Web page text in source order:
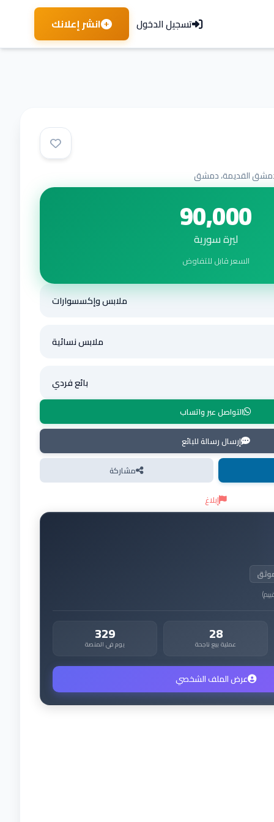
تسجيل الدخول انشر إعلانك
القديمة، دمشق
90,000
ليرة سورية
السعر قابل للتفاوض
ملابس وإكسسوارات
ملابس نسائية
بائع فردي
التواصل عبر واتساب
إرسال رسالة للبائع
مشاركة
إبلاغ
)
28
عملية بيع ناجحة 329
يوم في المنصة
عرض الملف الشخصي